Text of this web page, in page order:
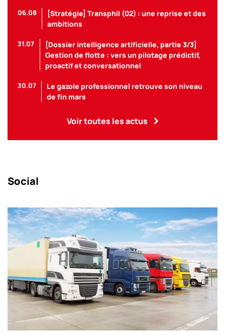
06.08
[Stratégie] Transphil (02) : une reprise et des
ambitions
31.07
[Dossier intelligence artificielle, partie 3/3]
Gestion de flotte : vers un pilotage prédictif,
proactif et conversationnel
30.07
Le gazole professionnel retrouve son niveau
de fin mars
Voir toutes les actus
Social